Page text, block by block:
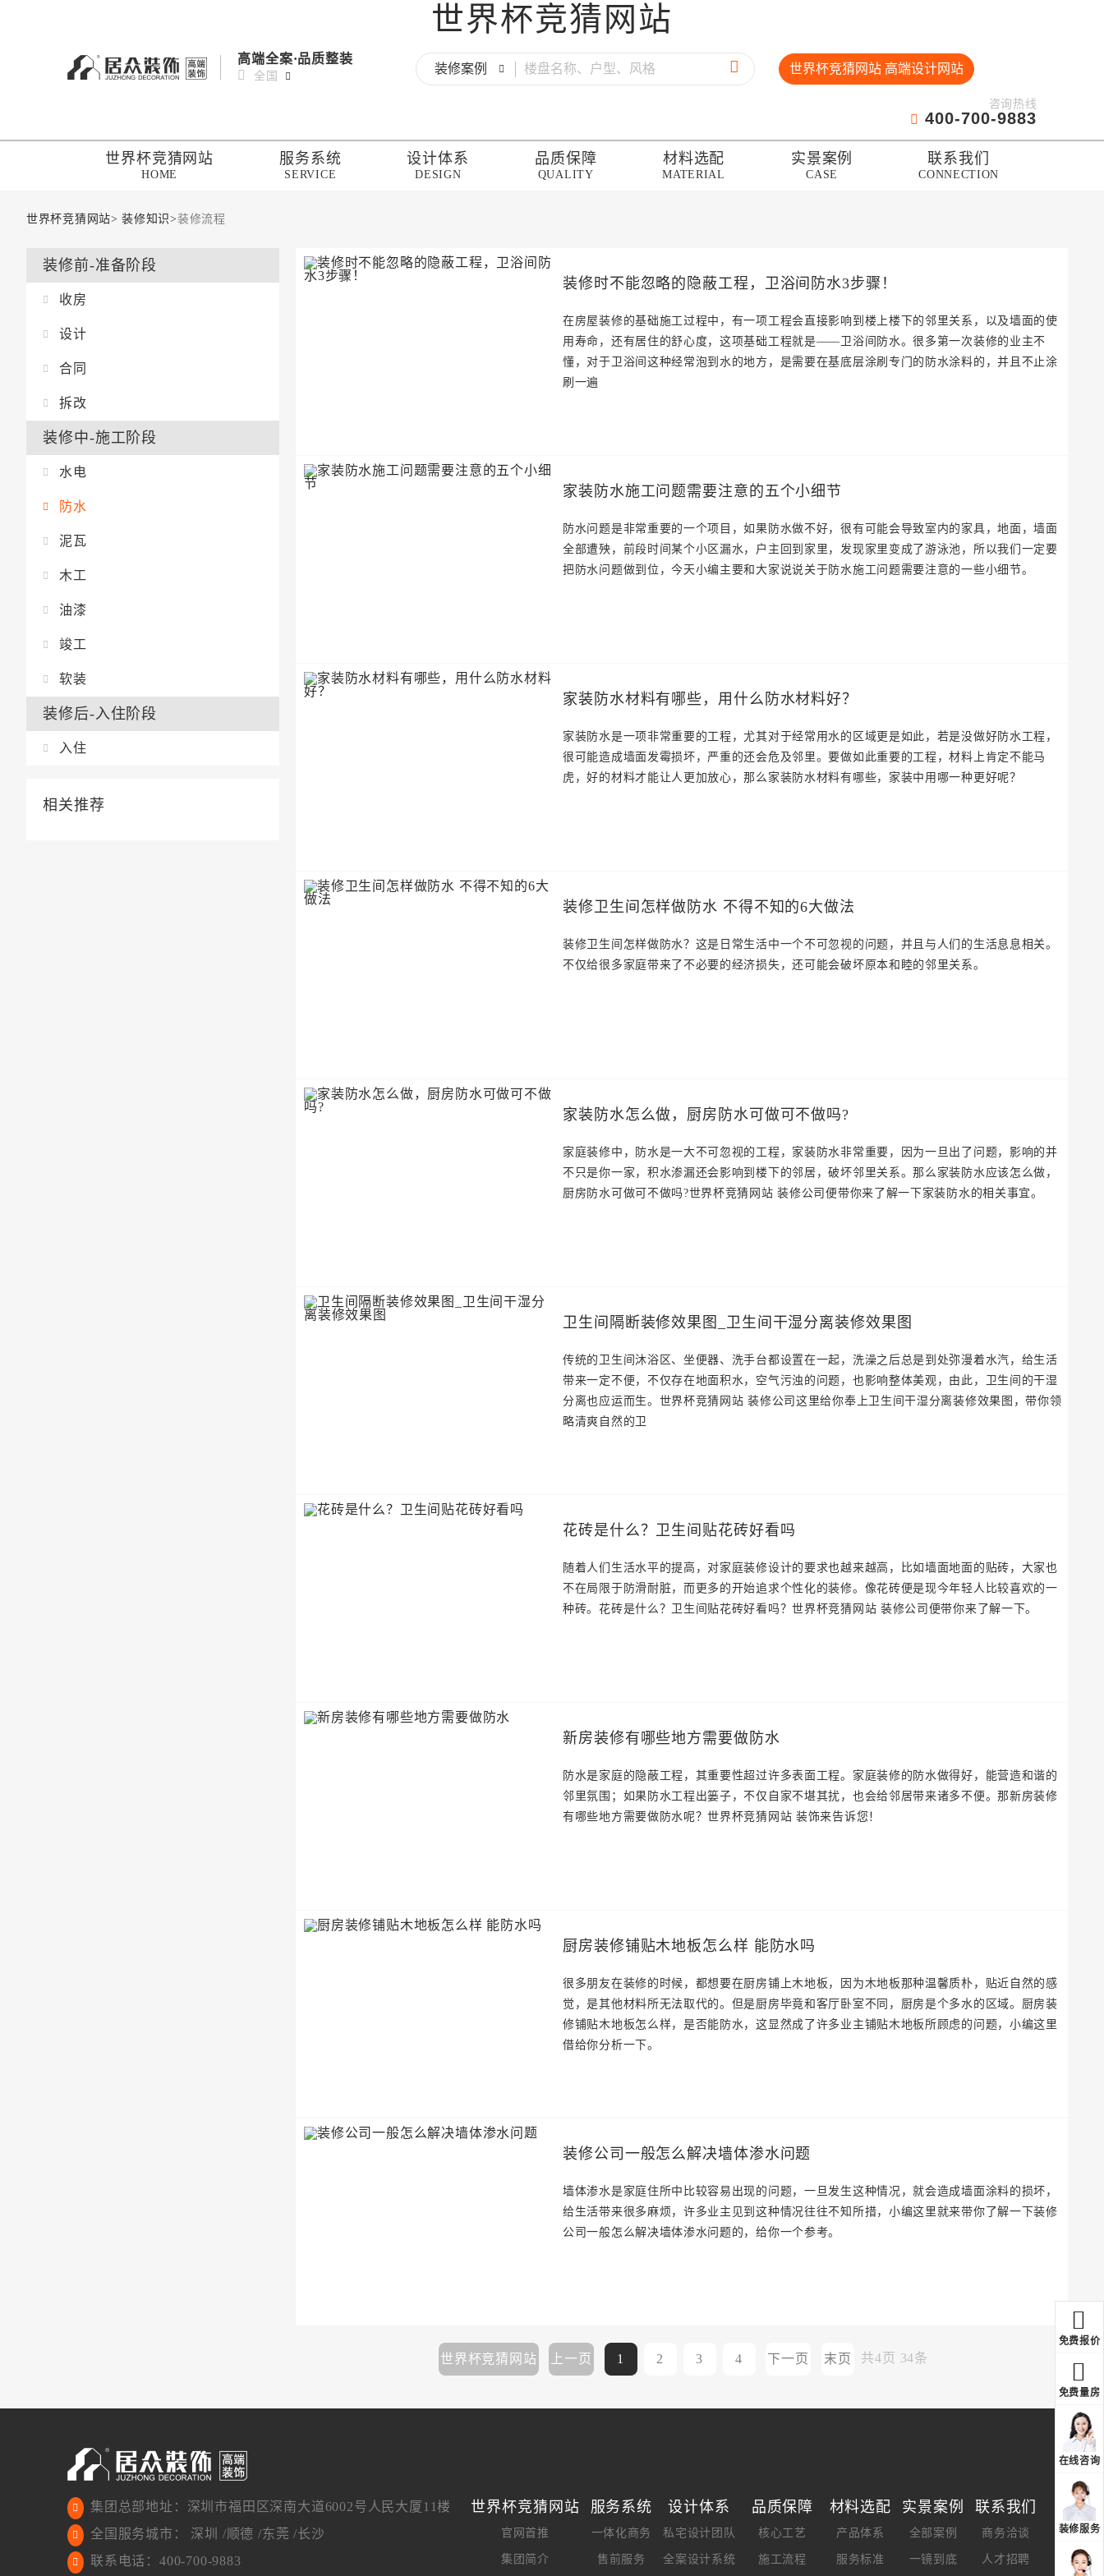
世界杯竞猜网站
高端全案·品质整装
全国
装修案例 世界杯竞猜网站 高端设计网站
咨询热线
400-700-9883
世界杯竞猜网站
HOME
服务系统
SERVICE
设计体系
DESIGN
品质保障
QUALITY
材料选配
MATERIAL
实景案例
CASE
联系我们
CONNECTION
世界杯竞猜网站> 装修知识>装修流程
装修前-准备阶段
收房
设计
合同
拆改
装修中-施工阶段
水电
防水
泥瓦
木工
油漆
竣工
软装
装修后-入住阶段
入住
相关推荐
装修时不能忽略的隐蔽工程，卫浴间防水3步骤！
在房屋装修的基础施工过程中，有一项工程会直接影响到楼上楼下的邻里关系，以及墙面的使
用寿命，还有居住的舒心度，这项基础工程就是——卫浴间防水。很多第一次装修的业主不
懂，对于卫浴间这种经常泡到水的地方，是需要在基底层涂刷专门的防水涂料的，并且不止涂
刷一遍
家装防水施工问题需要注意的五个小细节
防水问题是非常重要的一个项目，如果防水做不好，很有可能会导致室内的家具，地面，墙面
全部遭殃，前段时间某个小区漏水，户主回到家里，发现家里变成了游泳池，所以我们一定要
把防水问题做到位，今天小编主要和大家说说关于防水施工问题需要注意的一些小细节。
家装防水材料有哪些，用什么防水材料好？
家装防水是一项非常重要的工程，尤其对于经常用水的区域更是如此，若是没做好防水工程，
很可能造成墙面发霉损坏，严重的还会危及邻里。要做如此重要的工程，材料上肯定不能马
虎，好的材料才能让人更加放心，那么家装防水材料有哪些，家装中用哪一种更好呢？
装修卫生间怎样做防水 不得不知的6大做法
装修卫生间怎样做防水？这是日常生活中一个不可忽视的问题，并且与人们的生活息息相关。
不仅给很多家庭带来了不必要的经济损失，还可能会破坏原本和睦的邻里关系。
家装防水怎么做，厨房防水可做可不做吗?
家庭装修中，防水是一大不可忽视的工程，家装防水非常重要，因为一旦出了问题，影响的并
不只是你一家，积水渗漏还会影响到楼下的邻居，破坏邻里关系。那么家装防水应该怎么做，
厨房防水可做可不做吗?世界杯竞猜网站 装修公司便带你来了解一下家装防水的相关事宜。
卫生间隔断装修效果图_卫生间干湿分离装修效果图
传统的卫生间沐浴区、坐便器、洗手台都设置在一起，洗澡之后总是到处弥漫着水汽，给生活
带来一定不便，不仅存在地面积水，空气污浊的问题，也影响整体美观，由此，卫生间的干湿
分离也应运而生。世界杯竞猜网站 装修公司这里给你奉上卫生间干湿分离装修效果图，带你领
略清爽自然的卫
花砖是什么？卫生间贴花砖好看吗
随着人们生活水平的提高，对家庭装修设计的要求也越来越高，比如墙面地面的贴砖，大家也
不在局限于防滑耐脏，而更多的开始追求个性化的装修。像花砖便是现今年轻人比较喜欢的一
种砖。花砖是什么？卫生间贴花砖好看吗？世界杯竞猜网站 装修公司便带你来了解一下。
新房装修有哪些地方需要做防水
防水是家庭的隐蔽工程，其重要性超过许多表面工程。家庭装修的防水做得好，能营造和谐的
邻里氛围；如果防水工程出篓子，不仅自家不堪其扰，也会给邻居带来诸多不便。那新房装修
有哪些地方需要做防水呢？世界杯竞猜网站 装饰来告诉您！
厨房装修铺贴木地板怎么样 能防水吗
很多朋友在装修的时候，都想要在厨房铺上木地板，因为木地板那种温馨质朴，贴近自然的感
觉，是其他材料所无法取代的。但是厨房毕竟和客厅卧室不同，厨房是个多水的区域。厨房装
修铺贴木地板怎么样，是否能防水，这显然成了许多业主铺贴木地板所顾虑的问题，小编这里
借给你分析一下。
装修公司一般怎么解决墙体渗水问题
墙体渗水是家庭住所中比较容易出现的问题，一旦发生这种情况，就会造成墙面涂料的损坏，
给生活带来很多麻烦，许多业主见到这种情况往往不知所措，小编这里就来带你了解一下装修
公司一般怎么解决墙体渗水问题的，给你一个参考。
世界杯竞猜网站 上一页 1 2 3 4 下一页 末页 共4 页 34条
免费报价
免费量房
在线咨询
装修服务
集团总部地址：深圳市福田区深南大道6002号人民大厦11楼
全国服务城市： 深圳 /顺德 /东莞 /长沙
联系电话：400-700-9883
世界杯竞猜网站
官网首推
集团简介
服务系统
一体化商务
售前服务
设计体系
私宅设计团队
全案设计系统
品质保障
核心工艺
施工流程
材料选配
产品体系
服务标准
实景案例
全部案例
一镜到底
联系我们
商务洽谈
人才招聘